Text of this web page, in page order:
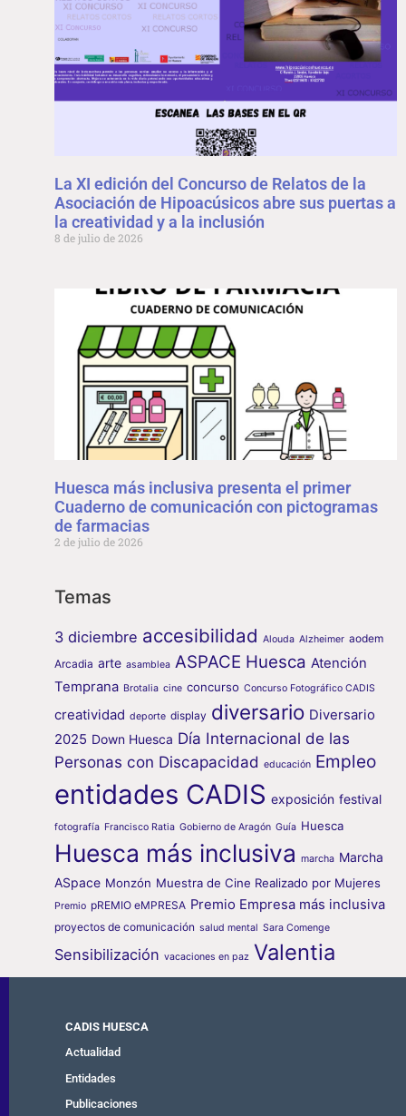
La XI edición del Concurso de Relatos de la
Asociación de Hipoacúsicos abre sus puertas a
la creatividad y a la inclusión
8 de julio de 2026
Huesca más inclusiva presenta el primer
Cuaderno de comunicación con pictogramas
de farmacias
2 de julio de 2026
Temas
3 diciembre accesibilidad Alouda Alzheimer aodem
Arcadia arte asamblea ASPACE Huesca Atención
Temprana Brotalia cine concurso Concurso Fotográfico CADIS
creatividad deporte display diversario Diversario
2025 Down Huesca Día Internacional de las
Personas con Discapacidad educación Empleo
entidades CADIS exposición festival
fotografía Francisco Ratia Gobierno de Aragón Guía Huesca
Huesca más inclusiva marcha Marcha
ASpace Monzón Muestra de Cine Realizado por Mujeres
Premio pREMIO eMPRESA Premio Empresa más inclusiva
proyectos de comunicación salud mental Sara Comenge
Sensibilización vacaciones en paz Valentia
CADIS HUESCA
Actualidad
Entidades
Publicaciones